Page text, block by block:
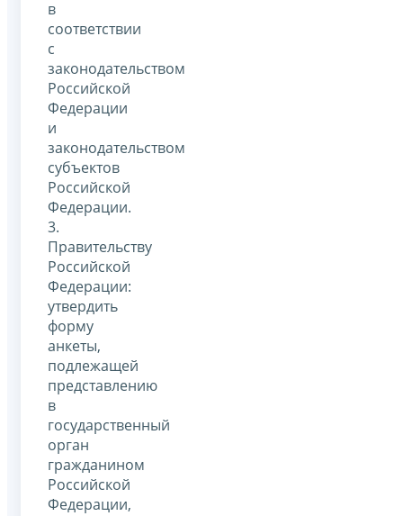
в
соответствии
с
законодательством
Российской
Федерации
и
законодательством
субъектов
Российской
Федерации.
3.
Правительству
Российской
Федерации:
утвердить
форму
анкеты,
подлежащей
представлению
в
государственный
орган
гражданином
Российской
Федерации,